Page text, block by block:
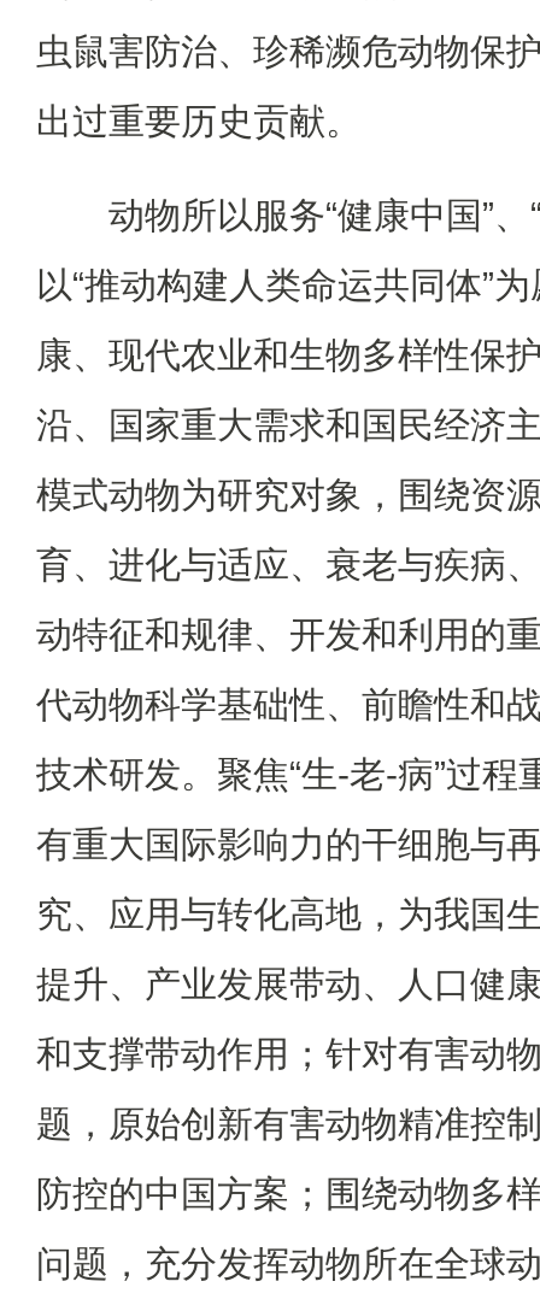
虫鼠害防治、珍稀濒危动物保
出过重要历史贡献。
动物所以服务“健康中国”
以“推动构建人类命运共同体”
康、现代农业和生物多样性保
沿、国家重大需求和国民经济
模式动物为研究对象，围绕资
育、进化与适应、衰老与疾病
动特征和规律、开发和利用的
代动物科学基础性、前瞻性和
技术研发。聚焦“生-老-病”过程
有重大国际影响力的干细胞与
究、应用与转化高地，为我国
提升、产业发展带动、人口健
和支撑带动作用；针对有害动
题，原始创新有害动物精准控
防控的中国方案；围绕动物多
问题，充分发挥动物所在全球